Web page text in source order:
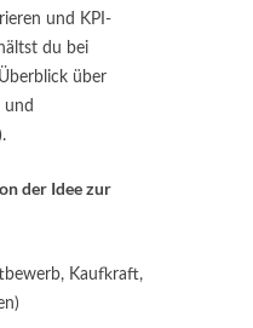
und KPI-
du bei
über
und
der Idee zur
Kaufkraft,